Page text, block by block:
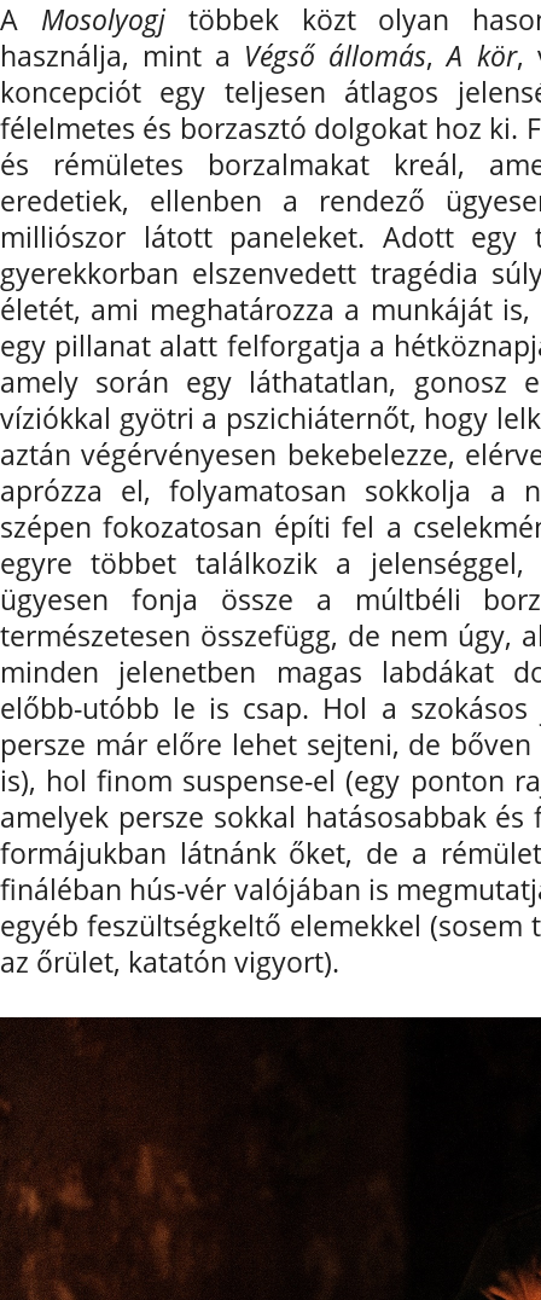
A Mosolyogj többek közt olyan
használja, mint a Végső állomás,A kör,
koncepciót egy teljesen átlagos
félelmetes és borzasztó dolgokat hoz ki.
és rémületes borzalmakat kreál,
eredetiek, ellenben a rendező
milliószor látott paneleket. Adott egy
gyerekkorban elszenvedett tragédia
életét, ami meghatározza a munkáját
egy pillanat alatt felforgatja a
amely során egy láthatatlan, gonosz
víziókkal gyötri a pszichiáternőt, hogy
aztán végérvényesen bekebelezze,
aprózza el, folyamatosan sokkolja a
szépen fokozatosan építi fel a
egyre többet találkozik a
ügyesen fonja össze a múltbéli
természetesen összefügg, de nem úgy,
minden jelenetben magas labdákat
előbb-utóbb le is csap. Hol a
persze már előre lehet sejteni, de
is), hol finom suspense-el (egy ponton
amelyek persze sokkal hatásosabbak
formájukban látnánk őket, de a
fináléban hús-vér valójában is
egyéb feszültségkeltő elemekkel
az őrület, katatón vigyort).